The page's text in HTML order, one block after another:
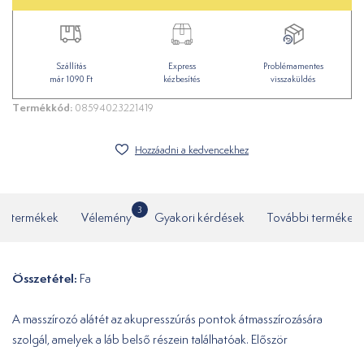
Szállítás
már 1090 Ft
Express
kézbesítés
Problémamentes
visszaküldés
Termékkód: 08594023221419
Hozzáadni a kedvencekhez
termékek Vélemény
3
Gyakori kérdések További termékek
Összetétel: Fa
A masszírozó alátét az akupresszúrás pontok átmasszírozására
szolgál, amelyek a láb belső részein találhatóak. Először